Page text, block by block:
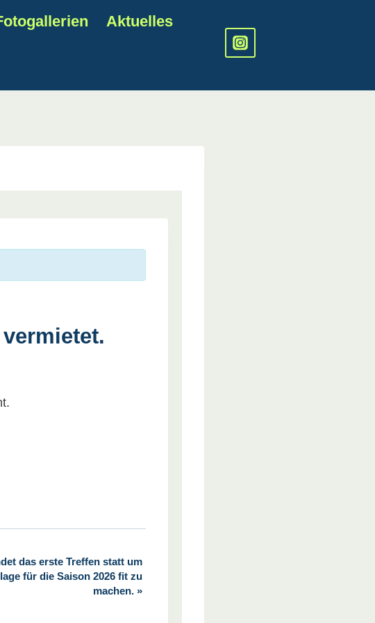
Aktuelles
das erste Treffen statt um
für die Saison 2026 fit zu
machen. »